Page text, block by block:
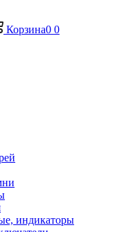
Корзина0 0
индикаторы